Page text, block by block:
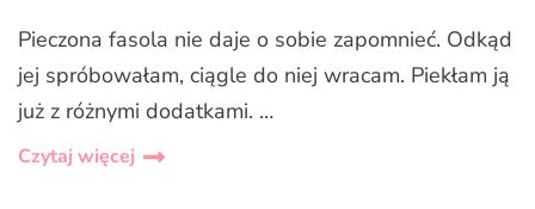
Pieczona fasola nie daje o sobie zapomnieć. Odkąd
jej spróbowałam, ciągle do niej wracam. Piekłam ją
już z różnymi dodatkami. …
Czytaj więcej